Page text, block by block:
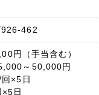
926-462
円（手当含む）
～50,000円
×5日
×5日